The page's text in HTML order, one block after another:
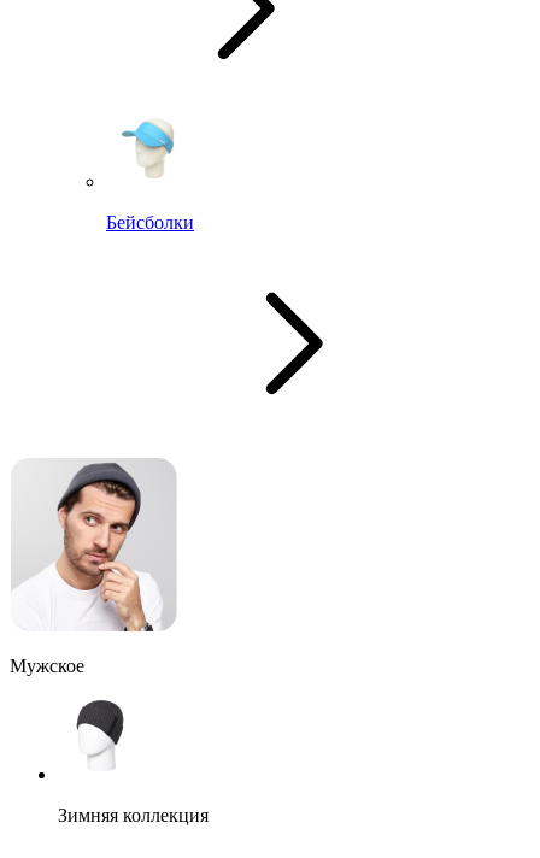
Бейсболки
Мужское
Зимняя коллекция